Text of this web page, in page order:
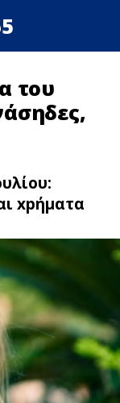
του
xpήματα